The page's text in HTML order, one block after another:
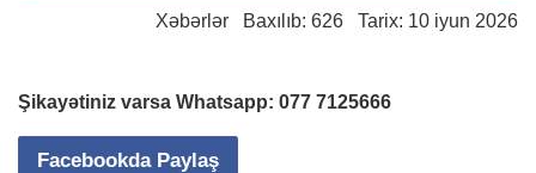
Xəbərlər Baxılıb: 626 Tarix: 10 iyun 2026
Şikayətiniz varsa Whatsapp: 077 7125666
Facebookda Paylaş